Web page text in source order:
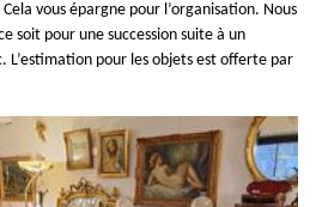
vous épargne pour l’organisation. Nous
soit pour une succession suite à un
L’estimation pour les objets est offerte par